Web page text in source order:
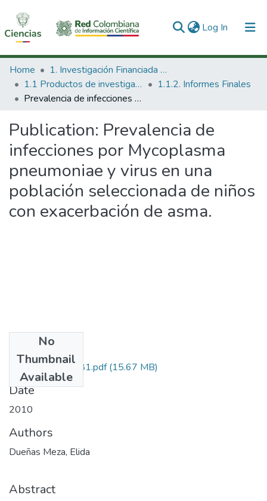
Log In (current)
Communities & Collections
All of DSpace
Home
1. Investigación Financiada con Recursos Públicos
1.1 Productos de investigación
1.1.2. Informes Finales
Prevalencia de infecciones por Mycoplasma pneumoniae y virus en una población seleccionada de niños con exacerbación de asma.
Publication: Prevalencia de
infecciones por Mycoplasma
pneumoniae y virus en una
población seleccionada de niños
con exacerbación de asma.
No
Thumbnail
Available
335951929081.pdf(15.67 MB)
Date
2010
Authors
Dueñas Meza, Elida
Abstract